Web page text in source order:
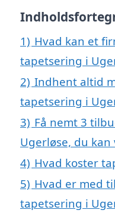
1) Hvad kan et
tapetsering i
2) Indhent altid
tapetsering i
3) Få nemt 3
Ugerløse, du
4) Hvad koster
5) Hvad er med
tapetsering i